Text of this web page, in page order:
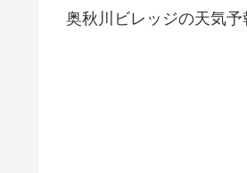
奥秋川ビレッジの天気予